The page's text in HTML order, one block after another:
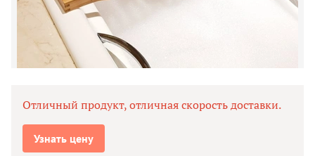
Отличный продукт, отличная скорость доставки.
Узнать цену